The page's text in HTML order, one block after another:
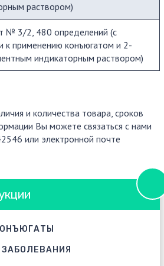
раствором)
№ 3/2, 480 определений (с
к применению конъюгатом и 2-
индикаторным раствором)
и количества товара, сроков
Вы можете связаться с нами
или электронной почте